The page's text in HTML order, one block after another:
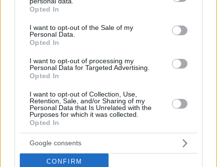
grant or deny consent to Google and its third-party tags to
use your data for below specified purposes in below Google
consent section.
Opted In
I want to opt-out of the Sale of my
Personal Data.
Opted In
I want to opt-out of processing my
Personal Data for Targeted Advertising.
Opted In
I want to opt-out of Collection, Use,
Retention, Sale, and/or Sharing of my
Personal Data that Is Unrelated with the
Purposes for which it was collected.
Opted In
Google consents
CONFIRM
Διασκεδάζουμε υπεύθυνα, επιστρέφουμε με ασφάλεια
ΣΧΟΛΙΑ
ΠΡΟΣΘΗΚΗ ΣΧΟΛΙΟΥ
ΠΡΟΣΘΗΚΗ ΣΧΟΛΙΟΥ
ΌΝΟΜΑ *